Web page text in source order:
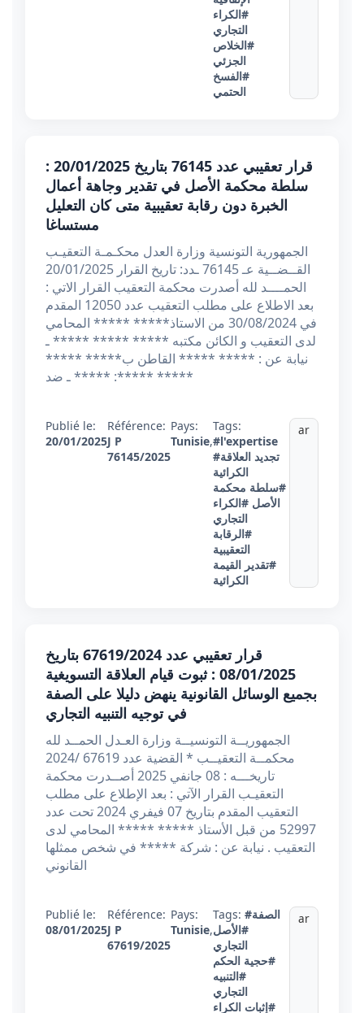
#الكراء
التجاري
#الخلاص
الجزئي
#الفسخ
الحتمي
قرار تعقيبي عدد 76145 بتاريخ 20/01/2025 :
سلطة محكمة الأصل في تقدير وجاهة أعمال
الخبرة دون رقابة تعقيبية متى كان التعليل
مستساغا
الجمهورية التونسية وزارة العدل محكـمـة التعقيـب
القــضــية عـ 76145 ـدد: تاريخ القرار 20/01/2025
الحمــــد لله أصدرت محكمة التعقيب القرار الاتي :
بعد الاطلاع على مطلب التعقيب عدد 12050 المقدم
في 30/08/2024 من الاستاذ***** ***** المحامي
لدى التعقيب و الكائن مكتبه ***** ***** ***** ـ
نيابة عن : ***** ***** القاطن ب***** *****
***** ـ ضد :***** *****
Publié le:
20/01/2025
Référence:
J P
76145/2025
Pays:
Tunisie,
Tags:
#l'expertise
#تجديد العلاقة
الكرائية
#سلطة محكمة
الأصل #الكراء
التجاري
#الرقابة
التعقيبية
#تقدير القيمة
الكرائية
ar
قرار تعقيبي عدد 67619/2024 بتاريخ
08/01/2025 : ثبوت قيام العلاقة التسويغية
بجميع الوسائل القانونية ينهض دليلا على الصفة
في توجيه التنبيه التجاري
الجمهوريــة التونسيــة وزارة العـدل الحمــد لله
محكمــة التعقيــب * القضية عدد 67619 /2024
تاريخـــه : 08 جانفي 2025 أصــدرت محكمة
التعقيـب القرار الآتي : بعد الإطلاع على مطلب
التعقيب المقدم بتاريخ 07 فيفري 2024 تحت عدد
52997 من قبل الأستاذ ***** ***** المحامي لدى
التعقيب . نيابة عن : شركة ***** في شخص ممثلها
القانوني
Publié le:
08/01/2025
Référence:
J P
67619/2025
Pays:
Tunisie,
Tags:
#الصفة
#الأصل
التجاري
#حجية الحكم
#التنبيه
التجاري
#إثبات الكراء
ar